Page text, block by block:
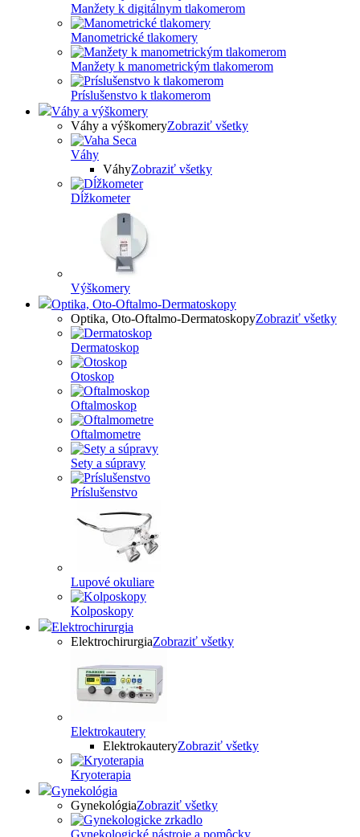
Manžety k digitálnym tlakomerom
Manometrické tlakomery
Manžety k manometrickým tlakomerom
Príslušenstvo k tlakomerom
Váhy a výškomery
Váhy a výškomeryZobraziť všetky
Váhy
VáhyZobraziť všetky
Dĺžkometer
Výškomery
Optika, Oto-Oftalmo-Dermatoskopy
Optika, Oto-Oftalmo-DermatoskopyZobraziť všetky
Dermatoskop
Otoskop
Oftalmoskop
Oftalmometre
Sety a súpravy
Príslušenstvo
Lupové okuliare
Kolposkopy
Elektrochirurgia
ElektrochirurgiaZobraziť všetky
Elektrokautery
ElektrokauteryZobraziť všetky
Kryoterapia
Gynekológia
GynekológiaZobraziť všetky
Gynekologické nástroje a pomôcky